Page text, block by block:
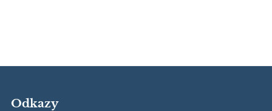
Odkazy